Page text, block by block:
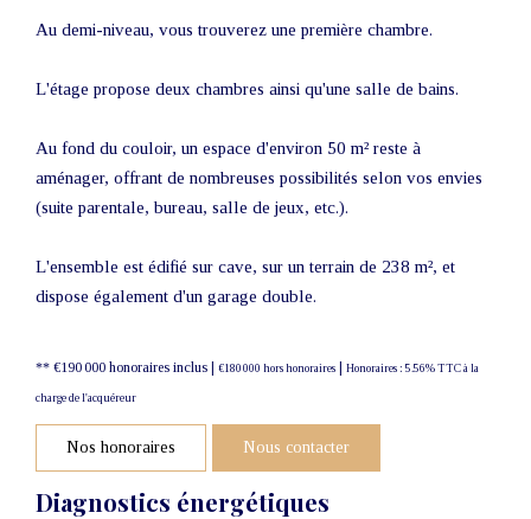
Au demi-niveau, vous trouverez une première chambre.
L'étage propose deux chambres ainsi qu'une salle de bains.
Au fond du couloir, un espace d'environ 50 m² reste à
aménager, offrant de nombreuses possibilités selon vos envies
(suite parentale, bureau, salle de jeux, etc.).
L'ensemble est édifié sur cave, sur un terrain de 238 m², et
dispose également d'un garage double.
** €190 000 honoraires inclus | €180 000 hors honoraires | Honoraires : 5.56% TTC à la
charge de l'acquéreur
Nos honoraires Nous contacter
Diagnostics énergétiques